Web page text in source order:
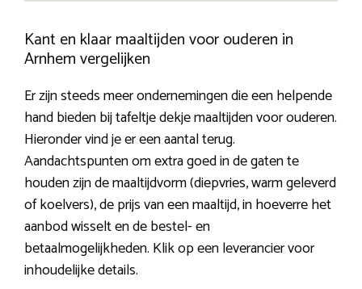
Kant en klaar maaltijden voor ouderen in
Arnhem vergelijken
Er zijn steeds meer ondernemingen die een helpende
hand bieden bij tafeltje dekje maaltijden voor ouderen.
Hieronder vind je er een aantal terug.
Aandachtspunten om extra goed in de gaten te
houden zijn de maaltijdvorm (diepvries, warm geleverd
of koelvers), de prijs van een maaltijd, in hoeverre het
aanbod wisselt en de bestel- en
betaalmogelijkheden. Klik op een leverancier voor
inhoudelijke details.